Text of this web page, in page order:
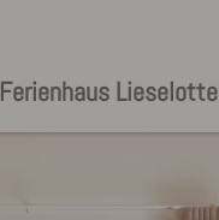
Ferienhaus Lieselotte